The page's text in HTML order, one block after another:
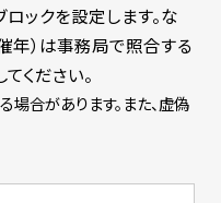
ックを設定します。な
年）は事務局で照合する
ください。
合があります。また、虚偽